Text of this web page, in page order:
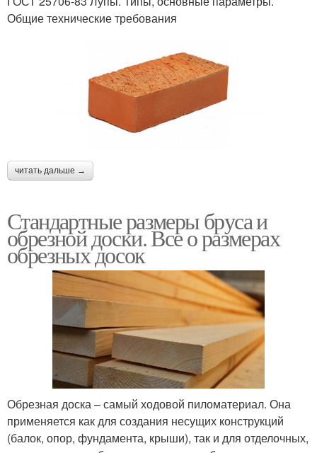
Общие технические требования
читать дальше →
Стандартные размеры бруса и
обрезной доски. Все о размерах
обрезных досок
Обрезная доска – самый ходовой пиломатериал. Она
применяется как для создания несущих конструкций
(балок, опор, фундамента, крыши), так и для отделочных,